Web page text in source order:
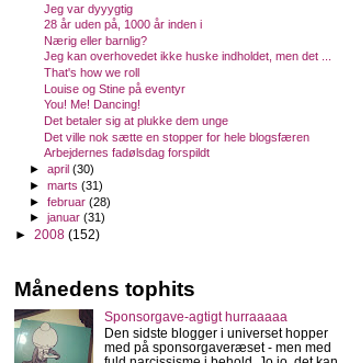
Jeg var dyyygtig
28 år uden på, 1000 år inden i
Nærig eller barnlig?
Jeg kan overhovedet ikke huske indholdet, men det ...
That's how we roll
Louise og Stine på eventyr
You! Me! Dancing!
Det betaler sig at plukke dem unge
Det ville nok sætte en stopper for hele blogsfæren
Arbejdernes fadølsdag forspildt
►april(30)
►marts(31)
►februar(28)
►januar(31)
► 2008 (152)
Månedens tophits
Sponsorgave-agtigt hurraaaaa
Den sidste blogger i universet hopper
med på sponsorgaveræset - men med